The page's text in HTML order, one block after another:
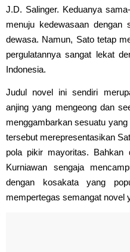
J.D. Salinger. Keduanya
menuju kedewasaan dengan
dewasa. Namun, Sato tetap
pergulatannya sangat lekat
Indonesia.
Judul novel ini sendiri
anjing yang mengeong dan
menggambarkan sesuatu
tersebut merepresentasikan
pola pikir mayoritas. Bahkan
Kurniawan sengaja
dengan kosakata yang
mempertegas semangat novel